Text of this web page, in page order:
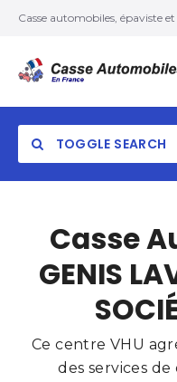
Casse automobiles, épaviste
TOGGLE SEARCH
Casse
GENIS
Ce centre VHU
des services